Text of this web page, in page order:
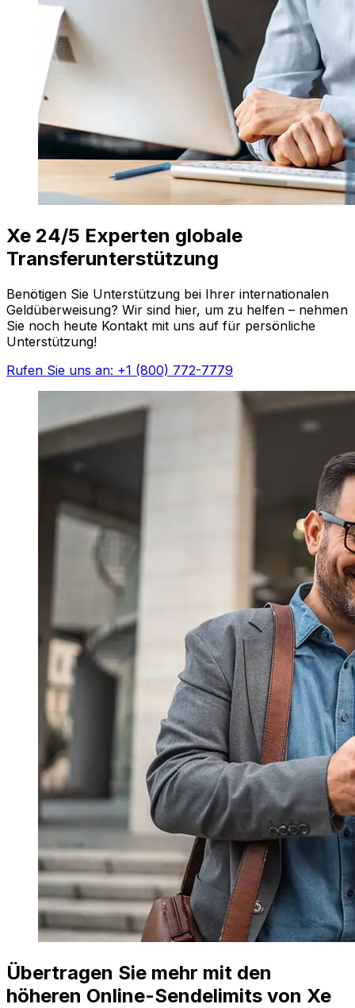
Xe 24/5 Experten globale
Transferunterstützung
Benötigen Sie Unterstützung bei Ihrer internationalen
Geldüberweisung? Wir sind hier, um zu helfen – nehmen
Sie noch heute Kontakt mit uns auf für persönliche
Unterstützung!
Rufen Sie uns an: +1 (800) 772-7779
Übertragen Sie mehr mit den
höheren Online-Sendelimits von Xe